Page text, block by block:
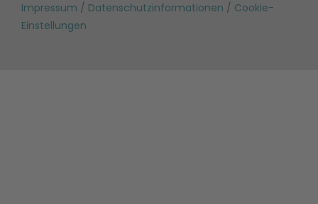
Impressum / Datenschutzinformationen / Cookie-
Einstellungen